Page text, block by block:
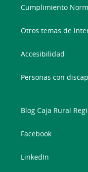
Cumplimiento
Otros temas de
Accesibilidad
Personas con
Blog Caja Rural
Facebook
LinkedIn